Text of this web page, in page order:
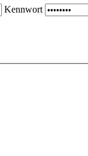
Kennwort